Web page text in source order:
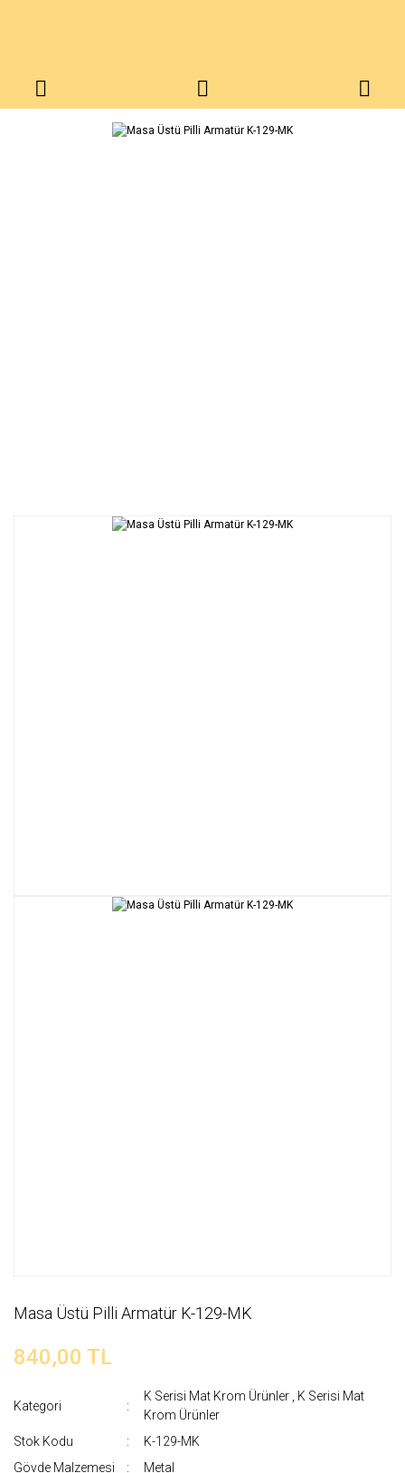
Masa Üstü Pilli Armatür K-129-MK
840,00 TL
Kategori
K Serisi Mat Krom Ürünler
K Serisi Mat
Krom Ürünler
Stok Kodu
K-129-MK
Gövde Malzemesi
Metal